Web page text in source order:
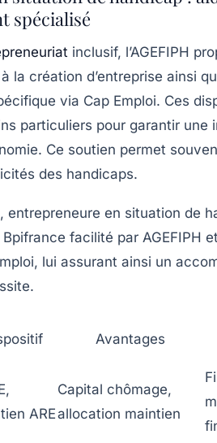
spécialisé
inclusif, l’AGEFIPH
la création d’entreprise ainsi
via Cap Emploi. Ces
particuliers pour garantir une
Ce soutien permet
des handicaps.
entrepreneure en situation de
facilité par AGEFIPH
lui assurant ainsi un
Avantages
ARE
Capital chômage,
allocation maintien